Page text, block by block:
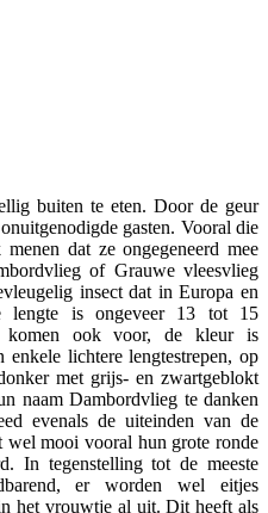
buiten te eten. Door de geur
gasten. Vooral die
dat ze ongegeneerd mee
of Grauwe vleesvlieg
insect dat in Europa en
lengte is ongeveer 13 tot 15
komen ook voor, de kleur is
lichtere lengtestrepen, op
met grijs- en zwartgeblokt
naam Dambordvlieg te danken
evenals de uiteinden van de
mooi vooral hun grote ronde
In tegenstelling tot de meeste
er worden wel eitjes
het vrouwtje al uit. Dit heeft als